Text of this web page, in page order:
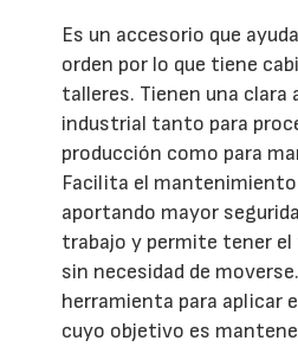
Es un accesorio que
orden por lo que tiene
talleres. Tienen una clara
industrial tanto para
producción como para
Facilita el mantenimiento
aportando mayor
trabajo y permite tener el
sin necesidad de
herramienta para aplicar
cuyo objetivo es